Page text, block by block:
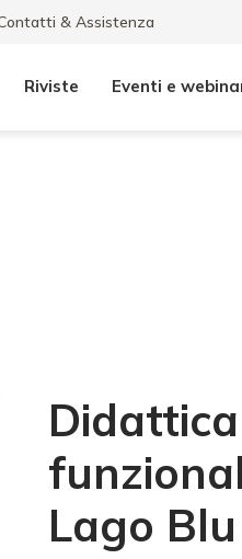
& Assistenza
Riviste Eventi e
Lago Blu